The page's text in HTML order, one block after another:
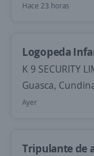
Hace 23 horas
Logopeda
K 9 SECURITY
Guasca,
Ayer
Tripulante de